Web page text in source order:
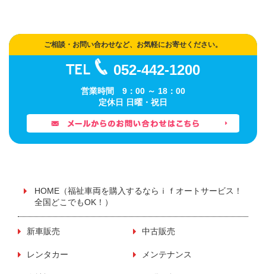
新着情報
2025/07/09
夏季休業のご案内
お知らせ 新着情報
2025/04/21
ゴールデンウイーク休業案内
年末年始休業のお知らせ
ご相談・お問い合わせなど、お気軽にお寄せください。
052-442-1200
営業時間 9：00 ～ 18：00
定休日 日曜・祝日
HOME（福祉車両を購入するならｉｆオートサービス！
全国どこでもOK！）
新車販売 中古販売
レンタカー メンテナンス